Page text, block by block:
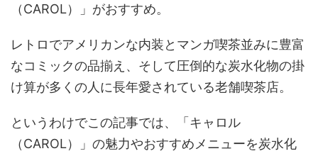
（CAROL）」がおすすめ。
レトロでアメリカンな内装とマンガ喫茶並みに豊富
なコミックの品揃え、そして圧倒的な炭水化物の掛
け算が多くの人に長年愛されている老舗喫茶店。
というわけでこの記事では、「キャロル
（CAROL）」の魅力やおすすめメニューを炭水化